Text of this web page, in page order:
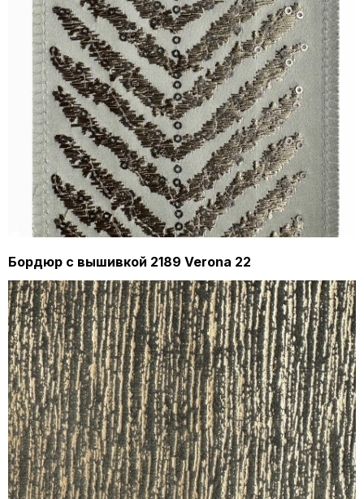
Бордюр с вышивкой 2189 Verona 22